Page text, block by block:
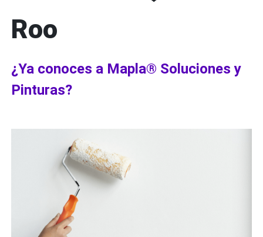
Roo
¿Ya conoces a Mapla® Soluciones y
Pinturas?